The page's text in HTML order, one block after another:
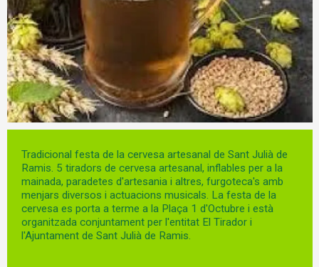
Diapositiva 1 de 1
Tradicional festa de la cervesa artesanal de Sant Julià de
Ramis. 5 tiradors de cervesa artesanal, inflables per a la
mainada, paradetes d'artesania i altres, furgoteca's amb
menjars diversos i actuacions musicals. La festa de la
cervesa es porta a terme a la Plaça 1 d'Octubre i està
organitzada conjuntament per l'entitat El Tirador i
l'Ajuntament de Sant Julià de Ramis.